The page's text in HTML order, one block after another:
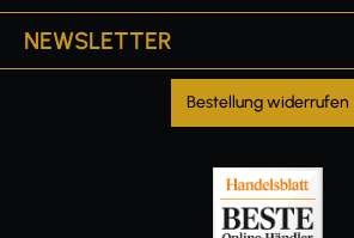
NEWSLETTER
Bestellung widerrufen